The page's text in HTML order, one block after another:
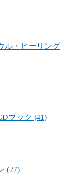
ル・ヒーリング
ブック (41)
(27)